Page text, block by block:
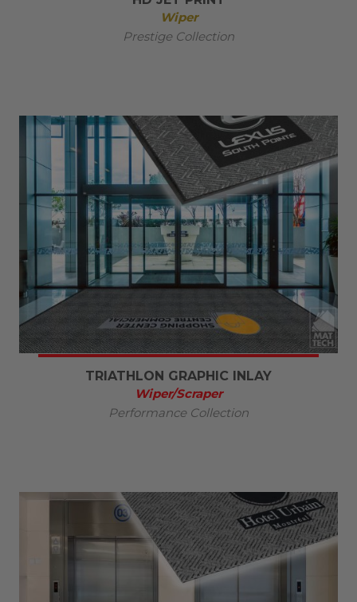
Wiper
Prestige Collection
TRIATHLON GRAPHIC INLAY
Wiper/Scraper
Performance Collection